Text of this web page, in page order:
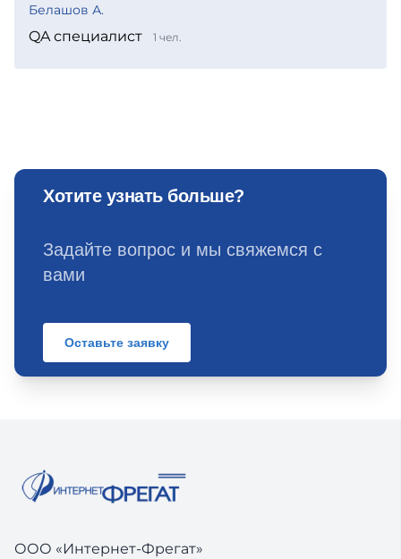
Белашов А.
QA специалист 1 чел.
Хотите узнать больше?
Задайте вопрос и мы свяжемся с
вами
Оставьте заявку
ООО «Интернет-Фрегат»